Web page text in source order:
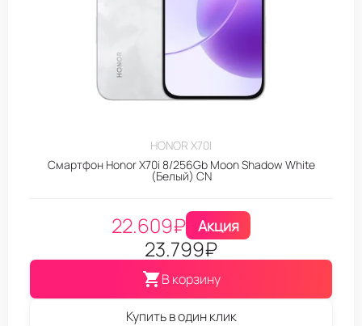
HONOR X70I
Смартфон Honor X70i 8/256Gb Moon Shadow White
(Белый) CN
22.609₽ Акция
23.799₽
В корзину
Купить в один клик